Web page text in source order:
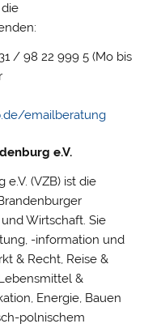
/ 98 22 999 5 (Mo bis
emailberatung
e.V.
(VZB) ist die
Wirtschaft. Sie
-information und
& Recht, Reise &
&
Energie, Bauen
polnischem